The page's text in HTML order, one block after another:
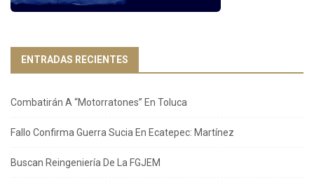
ENTRADAS RECIENTES
Combatirán A “Motorratones” En Toluca
Fallo Confirma Guerra Sucia En Ecatepec: Martínez
Buscan Reingeniería De La FGJEM